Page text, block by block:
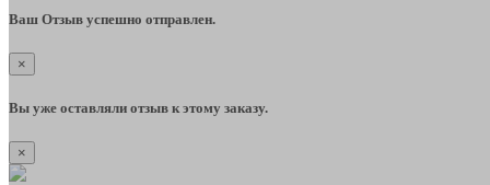
Ваш Отзыв успешно отправлен.
×
Вы уже оставляли отзыв к этому заказу.
×